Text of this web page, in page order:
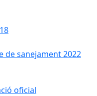
de sanejament 2022
oficial